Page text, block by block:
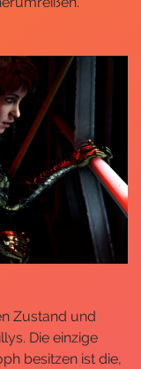
Zustand und
Die einzige
besitzen ist die,